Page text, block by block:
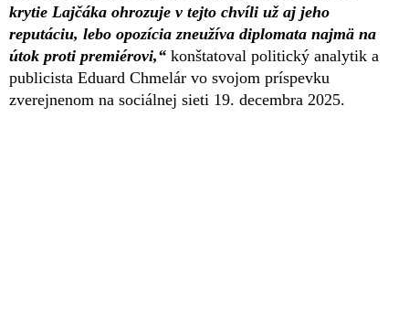
krytie Lajčáka ohrozuje v tejto chvíli už aj jeho
reputáciu, lebo opozícia zneužíva diplomata najmä na
útok proti premiérovi,“ konštatoval politický analytik a
publicista Eduard Chmelár vo svojom príspevku
zverejnenom na sociálnej sieti 19. decembra 2025.